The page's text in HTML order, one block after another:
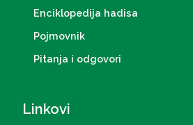
Enciklopedija hadisa
Pojmovnik
Pitanja i odgovori
Linkovi